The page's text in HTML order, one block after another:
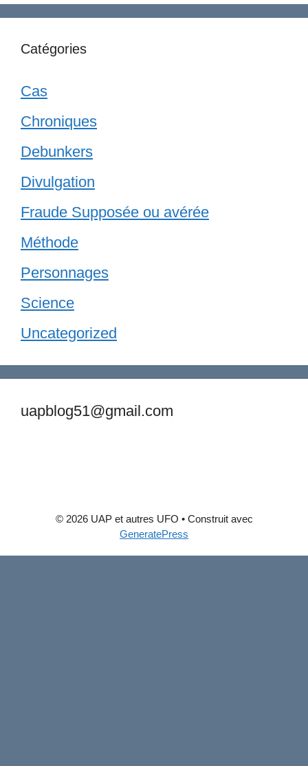
Catégories
Cas
Chroniques
Debunkers
Divulgation
Fraude Supposée ou avérée
Méthode
Personnages
Science
Uncategorized
uapblog51@gmail.com
© 2026 UAP et autres UFO • Construit avec
GeneratePress